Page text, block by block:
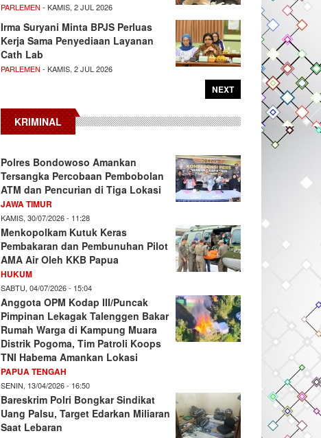
PARLEMEN - KAMIS, 2 JUL 2026
Irma Suryani Minta BPJS Perluas
Kerja Sama Penyediaan Layanan
Cath Lab
PARLEMEN - KAMIS, 2 JUL 2026
NEXT
KRIMINAL
Polres Bondowoso Amankan
Tersangka Percobaan Pembobolan
ATM dan Pencurian di Tiga Lokasi
JAWA TIMUR
KAMIS, 30/07/2026 - 11:28
Menkopolkam Kutuk Keras
Pembakaran dan Pembunuhan Pilot
AMA Air Oleh KKB Papua
HUKUM
SABTU, 04/07/2026 - 15:04
Anggota OPM Kodap III/Puncak
Pimpinan Lekagak Talenggen Bakar
Rumah Warga di Kampung Muara
Distrik Pogoma, Tim Patroli Koops
TNI Habema Amankan Lokasi
PAPUA TENGAH
SENIN, 13/04/2026 - 16:50
Bareskrim Polri Bongkar Sindikat
Uang Palsu, Target Edarkan Miliaran
Saat Lebaran